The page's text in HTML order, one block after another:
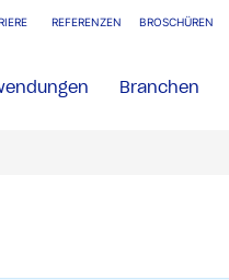
REFERENZEN BROSCHÜREN
Branchen